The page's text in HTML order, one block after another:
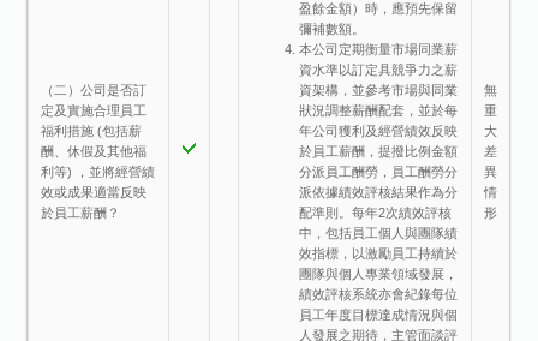
（二）公司是否訂
定及實施合理員工
福利措施 (包括薪
酬、休假及其他福
利等) ，並將經營績
效或成果適當反映
於員工薪酬？
盈餘金額）時，應預先保留
彌補數額。
本公司定期衡量市場同業薪
資水準以訂定具競爭力之薪
資架構，並參考市場與同業
狀況調整薪酬配套，並於每
年公司獲利及經營績效反映
於員工薪酬，提撥比例金額
分派員工酬勞，員工酬勞分
派依據績效評核結果作為分
配準則。每年2次績效評核
中，包括員工個人與團隊績
效指標，以激勵員工持續於
團隊與個人專業領域發展，
績效評核系統亦會紀錄每位
員工年度目標達成情況與個
人發展之期待，主管面談評
無
重
大
差
異
情
形